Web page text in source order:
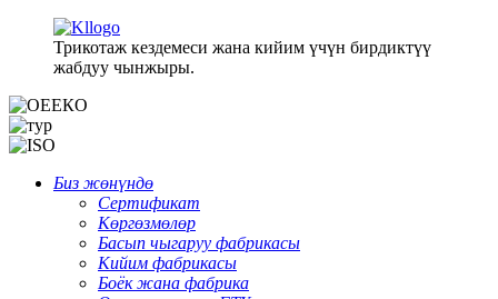
Трикотаж кездемеси жана кийим үчүн бирдиктүү
жабдуу чынжыры.
Биз жөнүндө
Сертификат
Көргөзмөлөр
Басып чыгаруу фабрикасы
Кийим фабрикасы
Боёк жана фабрика